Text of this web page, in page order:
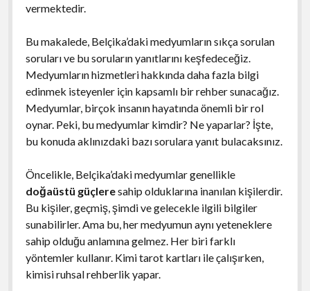
vermektedir.
Bu makalede, Belçika’daki medyumların sıkça sorulan
soruları ve bu soruların yanıtlarını keşfedeceğiz.
Medyumların hizmetleri hakkında daha fazla bilgi
edinmek isteyenler için kapsamlı bir rehber sunacağız.
Medyumlar, birçok insanın hayatında önemli bir rol
oynar. Peki, bu medyumlar kimdir? Ne yaparlar? İşte,
bu konuda aklınızdaki bazı sorulara yanıt bulacaksınız.
Öncelikle, Belçika’daki medyumlar genellikle
doğaüstü güçleresahip olduklarına inanılan kişilerdir.
Bu kişiler, geçmiş, şimdi ve gelecekle ilgili bilgiler
sunabilirler. Ama bu, her medyumun aynı yeteneklere
sahip olduğu anlamına gelmez. Her biri farklı
yöntemler kullanır. Kimi tarot kartları ile çalışırken,
kimisi ruhsal rehberlik yapar.